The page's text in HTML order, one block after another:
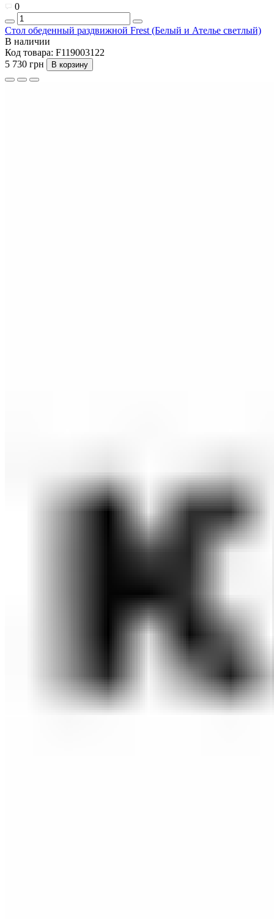
0
Стол обеденный раздвижной Frest (Белый и Ателье светлый)
В наличии
Код товара: F119003122
5 730 грн
В корзину